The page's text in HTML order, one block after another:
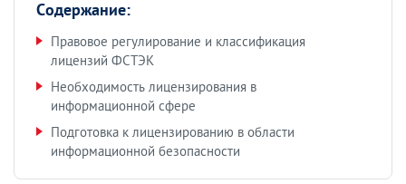
Содержание:
Правовое регулирование и классификация
лицензий ФСТЭК
Необходимость лицензирования в
информационной сфере
Подготовка к лицензированию в области
информационной безопасности